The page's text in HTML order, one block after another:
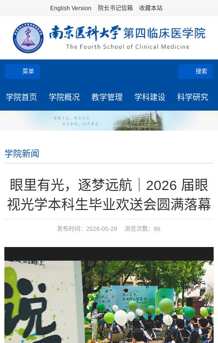
English Version 院长书记信箱 收藏本站
菜单 搜索
学院首页 学院概况 教学管理 学科建设 科学研究
学院新闻
眼里有光，逐梦远航｜2026 届眼
视光学本科生毕业欢送会圆满落幕
发布时间：2026-05-28 浏览次数：86